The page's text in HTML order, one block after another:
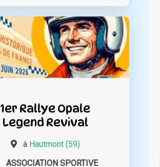
1er Rallye Opale
Legend Revival
à Hautmont (59)
ASSOCIATION SPORTIVE